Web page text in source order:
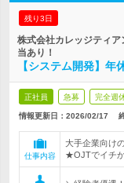
残り3日
株式会社カレッジティ
当あり！
【システム開発】年
正社員 急募 完全週
情報更新日：2026/02/17
仕事内容
大手企業向け
★OJTでイチ